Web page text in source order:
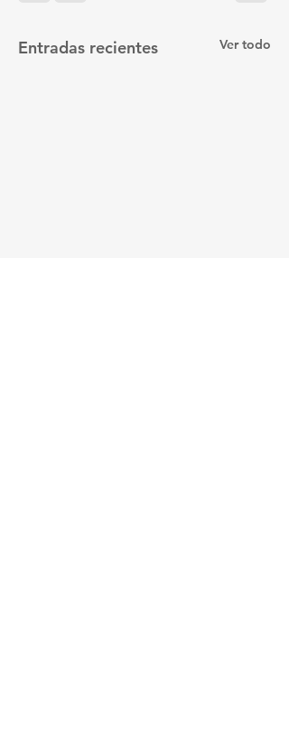
Entradas recientes Ver todo